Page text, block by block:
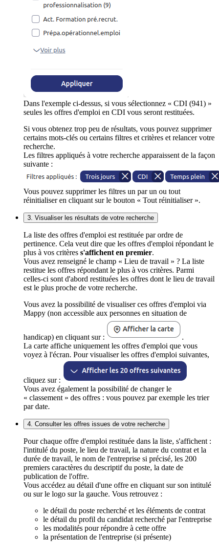
Dans l'exemple ci-dessus, si vous sélectionnez « CDI (941) »
seules les offres d'emploi en CDI vous seront restituées.
Si vous obtenez trop peu de résultats, vous pouvez supprimer
certains mots-clés ou certains filtres et critères et relancer votre
recherche.
Les filtres appliqués à votre recherche apparaissent de la façon
suivante :
Vous pouvez supprimer les filtres un par un ou tout
réinitialiser en cliquant sur le bouton « Tout réinitialiser ».
3. Visualiser les résultats de votre recherche
La liste des offres d'emploi est restituée par ordre de
pertinence. Cela veut dire que les offres d'emploi répondant le
plus à vos critères s'affichent en premier.
Vous avez renseigné le champ « Lieu de travail » ? La liste
restitue les offres répondant le plus à vos critères. Parmi
celles-ci sont d'abord restituées les offres dont le lieu de travail
est le plus proche de votre recherche.
Vous avez la possibilité de visualiser ces offres d'emploi via
Mappy (non accessible aux personnes en situation de
handicap) en cliquant sur :
.
La carte affiche uniquement les offres d'emploi que vous
voyez à l'écran. Pour visualiser les offres d'emploi suivantes,
cliquez sur :
Vous avez également la possibilité de changer le
« classement » des offres : vous pouvez par exemple les trier
par date.
4. Consulter les offres issues de votre recherche
Pour chaque offre d'emploi restituée dans la liste, s'affichent :
l'intitulé du poste, le lieu de travail, la nature du contrat et la
durée de travail, le nom de l'entreprise si précisé, les 200
premiers caractères du descriptif du poste, la date de
publication de l'offre.
Vous accédez au détail d'une offre en cliquant sur son intitulé
ou sur le logo sur la gauche. Vous retrouvez :
le détail du poste recherché et les éléments de contrat
le détail du profil du candidat recherché par l'entreprise
les modalités pour répondre à cette offre
la présentation de l'entreprise (si présente)